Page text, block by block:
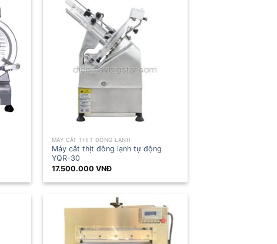
MÁY CẮT THỊT ĐÔNG LẠNH
Máy cắt thịt đông lạnh tự động
YQR-30
17.500.000 VNĐ